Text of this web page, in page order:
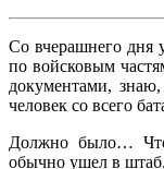
Со вчерашнего дня
по войсковым
документами,
человек со всего
Должно было…
обычно ушел в